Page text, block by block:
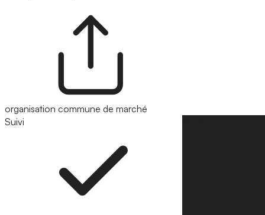
organisation commune de marché
Suivi